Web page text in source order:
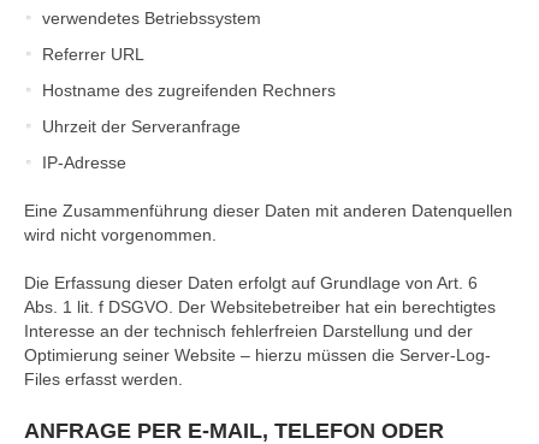
verwendetes Betriebssystem
Referrer URL
Hostname des zugreifenden Rechners
Uhrzeit der Serveranfrage
IP-Adresse
Eine Zusammenführung dieser Daten mit anderen Datenquellen
wird nicht vorgenommen.
Die Erfassung dieser Daten erfolgt auf Grundlage von Art. 6
Abs. 1 lit. f DSGVO. Der Websitebetreiber hat ein berechtigtes
Interesse an der technisch fehlerfreien Darstellung und der
Optimierung seiner Website – hierzu müssen die Server-Log-
Files erfasst werden.
ANFRAGE PER E-MAIL, TELEFON ODER